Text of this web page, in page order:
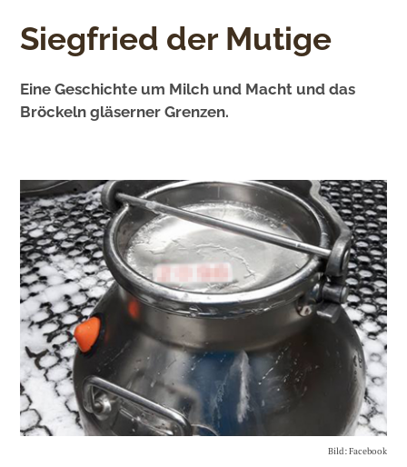
Siegfried der Mutige
Eine Geschichte um Milch und Macht und das
Bröckeln gläserner Grenzen.
Bild: Facebook